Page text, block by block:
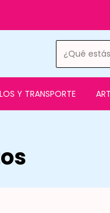
Y TRANSPORTE